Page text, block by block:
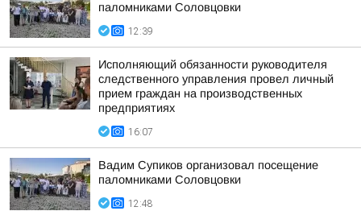
паломниками Соловцовки
12:39
Исполняющий обязанности руководителя
следственного управления провел личный
прием граждан на производственных
предприятиях
16:07
Вадим Супиков организовал посещение
паломниками Соловцовки
12:48